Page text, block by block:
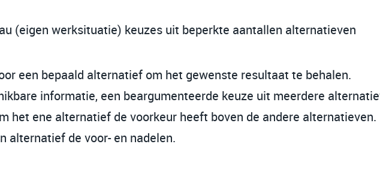
(eigen werksituatie) keuzes uit beperkte aantallen alternatieven
een bepaald alternatief om het gewenste resultaat te behalen.
informatie, een beargumenteerde keuze uit meerdere
het ene alternatief de voorkeur heeft boven de andere alternatieven.
alternatief de voor- en nadelen.